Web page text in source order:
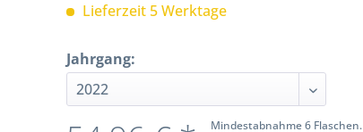
Lieferzeit 5 Werktage
Jahrgang:
Mindestabnahme 6 Flaschen.